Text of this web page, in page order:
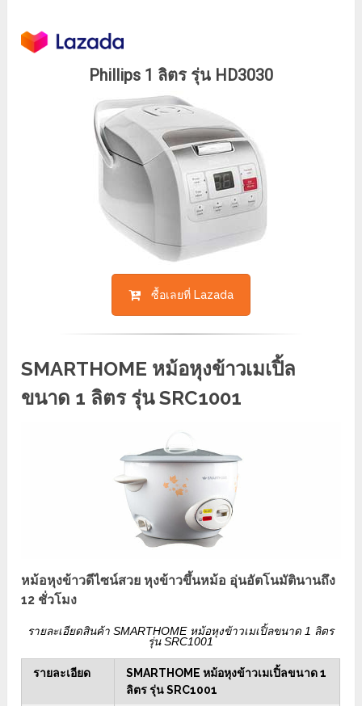
Phillips 1 ลิตร รุ่น HD3030
ซื้อเลยที่ Lazada
SMARTHOME หม้อหุงข้าวเมเปิ้ล
ขนาด 1 ลิตร รุ่น SRC1001
หม้อหุงข้าวดีไซน์สวย หุงข้าวขึ้นหม้อ อุ่นอัตโนมัตินานถึง
12 ชั่วโมง
รายละเอียดสินค้า SMARTHOME หม้อหุงข้าวเมเปิ้ลขนาด 1 ลิตร
รุ่น SRC1001
รายละเอียด
SMARTHOME หม้อหุงข้าวเมเปิ้ลขนาด 1
ลิตร รุ่น SRC1001